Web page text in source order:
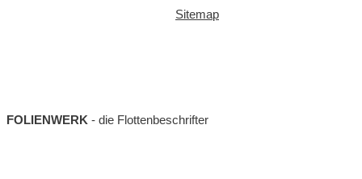
Sitemap
FOLIENWERK - die Flottenbeschrifter